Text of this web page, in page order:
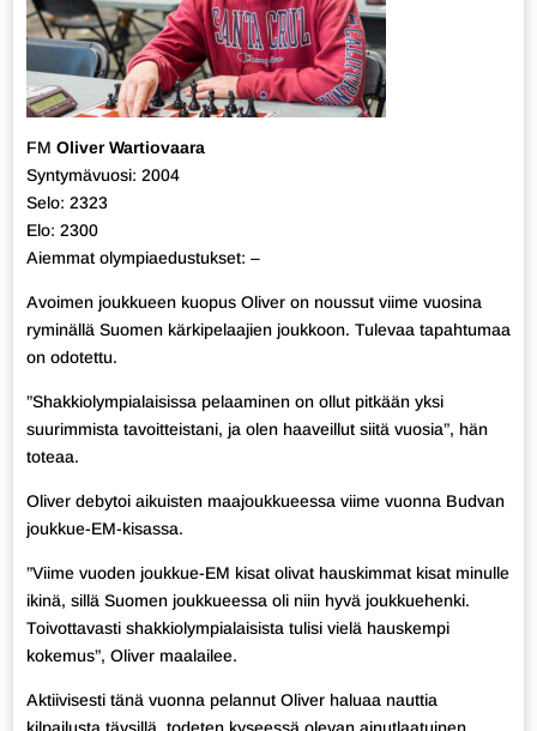
FM Oliver Wartiovaara
Syntymävuosi: 2004
Selo: 2323
Elo: 2300
Aiemmat olympiaedustukset: –
Avoimen joukkueen kuopus Oliver on noussut viime vuosina
ryminällä Suomen kärkipelaajien joukkoon. Tulevaa tapahtumaa
on odotettu.
”Shakkiolympialaisissa pelaaminen on ollut pitkään yksi
suurimmista tavoitteistani, ja olen haaveillut siitä vuosia”, hän
toteaa.
Oliver debytoi aikuisten maajoukkueessa viime vuonna Budvan
joukkue-EM-kisassa.
”Viime vuoden joukkue-EM kisat olivat hauskimmat kisat minulle
ikinä, sillä Suomen joukkueessa oli niin hyvä joukkuehenki.
Toivottavasti shakkiolympialaisista tulisi vielä hauskempi
kokemus”, Oliver maalailee.
Aktiivisesti tänä vuonna pelannut Oliver haluaa nauttia